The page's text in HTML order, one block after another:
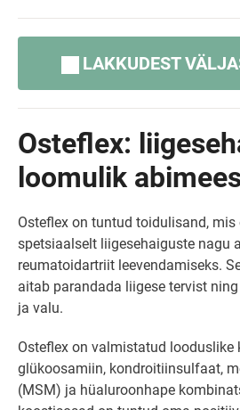
LAKKUDEST
Osteflex:
loomulik
Osteflex on tuntud toidulisand, mis
spetsiaalselt liigesehaiguste nagu
reumatoidartriit leevendamiseks.
aitab parandada liigese tervist
ja valu.
Osteflex on valmistatud looduslike
glükoosamiin, kondroitiinsulfaat,
(MSM) ja hüaluroonhape